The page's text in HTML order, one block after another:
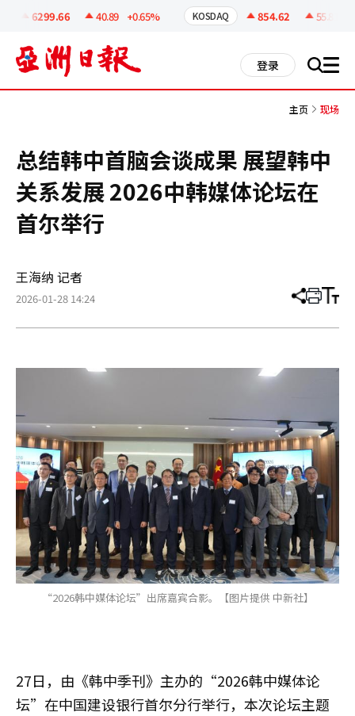
6299.66 40.89 +0.65% KOSDAQ 854.62 55.81
登录 搜 all
主页 现场
总结韩中首脑会谈成果 展望韩中
关系发展 2026中韩媒体论坛在
首尔举行
王海纳 记者
2026-01-28 14:24 分
章
打 调
小
“2026韩中媒体论坛”出席嘉宾合影。【图片提供 中新社】
27日，由《韩中季刊》主办的“2026韩中媒体论
坛”在中国建设银行首尔分行举行，本次论坛主题